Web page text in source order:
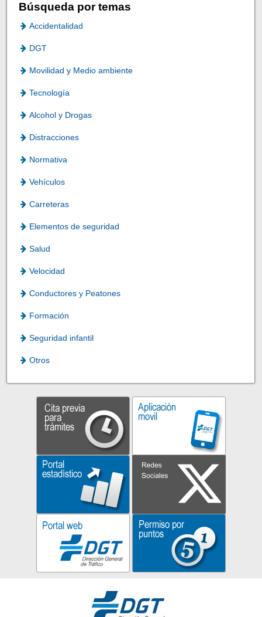
Búsqueda por temas
Accidentalidad
DGT
Movilidad y Medio ambiente
Tecnología
Alcohol y Drogas
Distracciones
Normativa
Vehículos
Carreteras
Elementos de seguridad
Salud
Velocidad
Conductores y Peatones
Formación
Seguridad infantil
Otros